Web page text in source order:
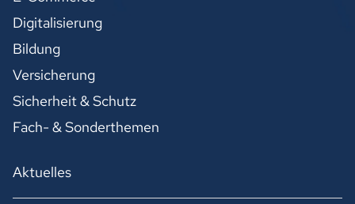
Digitalisierung
Bildung
Versicherung
Sicherheit & Schutz
Fach- & Sonderthemen
Aktuelles